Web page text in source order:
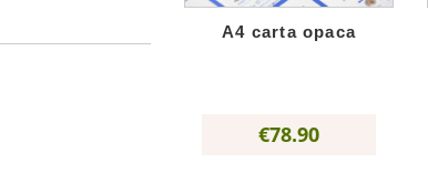
A4 carta opaca
€78.90